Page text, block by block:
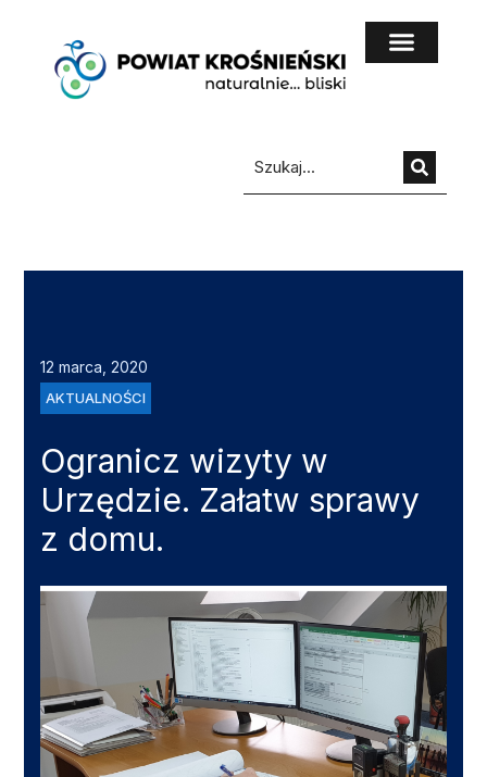
12 marca, 2020
AKTUALNOŚCI
Ogranicz wizyty w
Urzędzie. Załatw sprawy
z domu.